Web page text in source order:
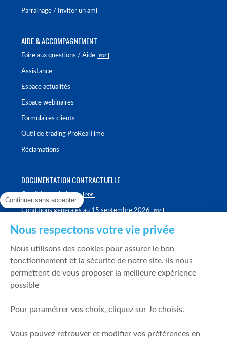
Parrainage / Inviter un ami
AIDE & ACCOMPAGNEMENT
Foire aux questions / Aide
Assistance
Espace actualités
Espace webinaires
Formulaires clients
Outil de trading ProRealTime
Réclamations
DOCUMENTATION CONTRACTUELLE
Conditions générales
Conditions générales au 15 septembre 2026
Politique de meilleure sélection
Politique de durabilité
Fonds de garantie des dépôts et de résolution
Mentions légales
Continuer sans accepter
Nous respectons votre vie privée
Nous utilisons des cookies pour assurer le bon
fonctionnement et la sécurité de notre site. Ils nous
permettent de vous proposer la meilleure expérience
possible
Pour paramétrer vos choix, cliquez sur Je choisis.
Vous pouvez retrouver et modifier vos préférences en